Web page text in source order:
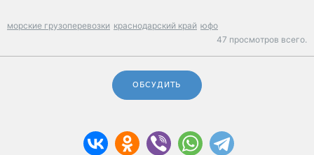
морские грузоперевозки краснодарский край юфо
47 просмотров всего.
ОБСУДИТЬ